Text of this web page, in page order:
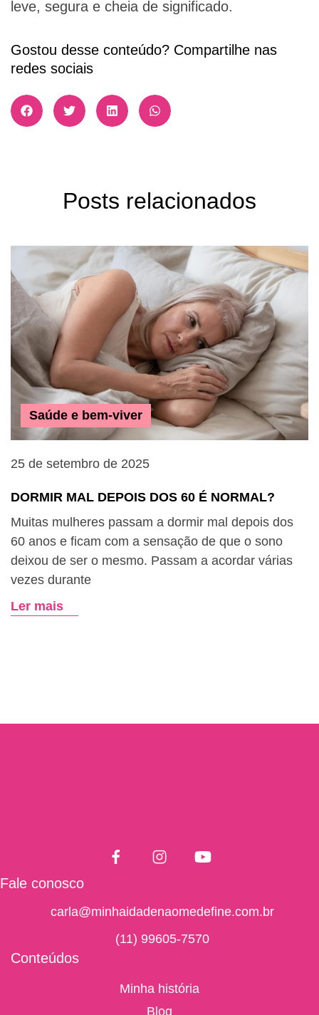
leve, segura e cheia de significado.
Gostou desse conteúdo? Compartilhe nas
redes sociais
Posts relacionados
Saúde e bem-viver
25 de setembro de 2025
DORMIR MAL DEPOIS DOS 60 É NORMAL?
Muitas mulheres passam a dormir mal depois dos
60 anos e ficam com a sensação de que o sono
deixou de ser o mesmo. Passam a acordar várias
vezes durante
Ler mais
Fale conosco
carla@minhaidadenaomedefine.com.br
(11) 99605-7570
Conteúdos
Minha história
Blog